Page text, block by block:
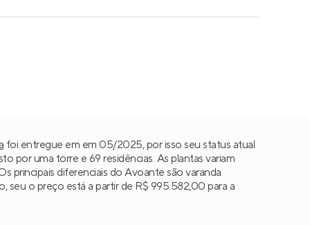
foi entregue em em 05/2025, por isso seu status atual
por uma torre e 69 residências. As plantas variam
principais diferenciais do Avoante são varanda
seu o preço está a partir de R$ 995.582,00 para a